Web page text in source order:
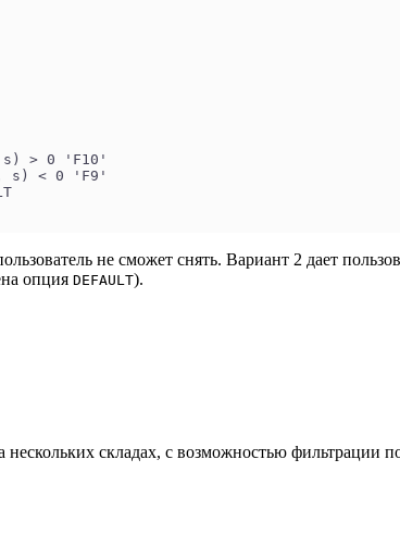
> 0 'F10'
s) < 0 'F9'
не сможет снять. Вариант 2 дает
опция DEFAULT).
складах, с возможностью фильтрации